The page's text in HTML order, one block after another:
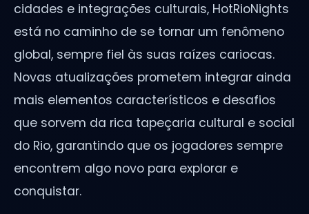
cidades e integrações culturais, HotRioNights
está no caminho de se tornar um fenômeno
global, sempre fiel às suas raízes cariocas.
Novas atualizações prometem integrar ainda
mais elementos característicos e desafios
que sorvem da rica tapeçaria cultural e social
do Rio, garantindo que os jogadores sempre
encontrem algo novo para explorar e
conquistar.